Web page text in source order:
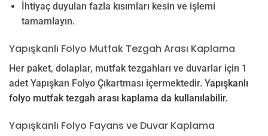
İhtiyaç duyulan fazla kısımları kesin ve işlemi
tamamlayın.
Yapışkanlı Folyo Mutfak Tezgah Arası Kaplama
Her paket, dolaplar, mutfak tezgahları ve duvarlar için 1
adet Yapışkan Folyo Çıkartması içermektedir. Yapışkanlı
folyo mutfak tezgah arası kaplama da kullanılabilir.
Yapışkanlı Folyo Fayans ve Duvar Kaplama